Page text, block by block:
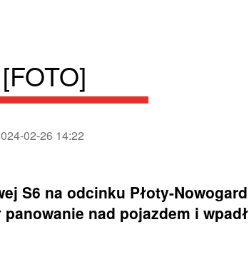
02-26 14:22
S6 na odcinku Płoty-Nowogard
nad pojazdem i wpadł